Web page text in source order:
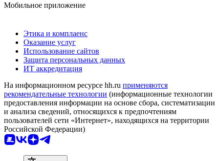
Мобильное приложение
Этика и комплаенс
Оказание услуг
Использование сайтов
Защита персональных данных
ИТ аккредитация
На информационном ресурсе hh.ru применяются
рекомендательные технологии (информационные технологии
предоставления информации на основе сбора, систематизации
и анализа сведений, относящихся к предпочтениям
пользователей сети «Интернет», находящихся на территории
Российской Федерации)